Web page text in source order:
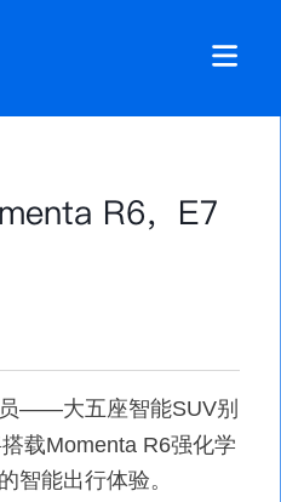
R6，E7
——大五座智能SUV别
载Momenta R6强化学
智能出行体验。